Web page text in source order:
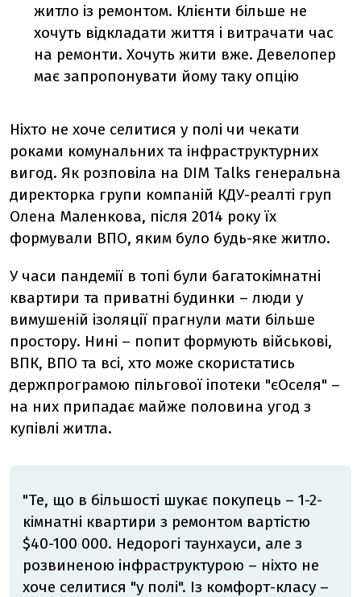
житло із ремонтом. Клієнти більше не
хочуть відкладати життя і витрачати час
на ремонти. Хочуть жити вже. Девелопер
має запропонувати йому таку опцію
Ніхто не хоче селитися у полі чи чекати
роками комунальних та інфраструктурних
вигод. Як розповіла на DIM Talks генеральна
директорка групи компаній КДУ-реалті груп
Олена Маленкова, після 2014 року їх
формували ВПО, яким було будь-яке житло.
У часи пандемії в топі були багатокімнатні
квартири та приватні будинки – люди у
вимушеній ізоляції прагнули мати більше
простору. Нині – попит формують військові,
ВПК, ВПО та всі, хто може скористатись
держпрограмою пільгової іпотеки "єОселя" –
на них припадає майже половина угод з
купівлі житла.
"Те, що в більшості шукає покупець – 1-2-
кімнатні квартири з ремонтом вартістю
$40-100 000. Недорогі таунхауси, але з
розвиненою інфраструктурою – ніхто не
хоче селитися "у полі". Із комфорт-класу –